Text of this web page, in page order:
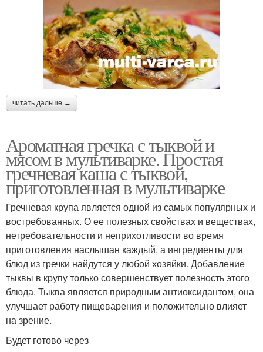
читать дальше →
Ароматная гречка с тыквой и
мясом в мультиварке. Простая
гречневая каша с тыквой,
приготовленная в мультиварке
Гречневая крупа является одной из самых популярных и
востребованных. О ее полезных свойствах и веществах,
нетребовательности и неприхотливости во время
приготовления наслышан каждый, а ингредиенты для
блюд из гречки найдутся у любой хозяйки. Добавление
тыквы в крупу только совершенствует полезность этого
блюда. Тыква является природным антиоксидантом, она
улучшает работу пищеварения и положительно влияет
на зрение.
Будет готово через